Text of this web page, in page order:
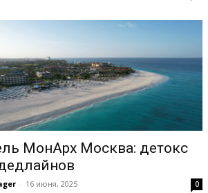
МонАрх Москва: детокс
- 16 июня, 2025 0